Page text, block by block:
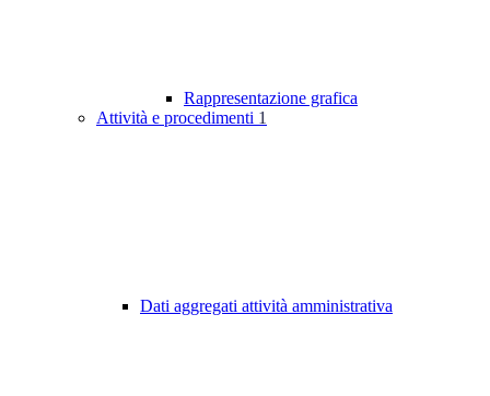
Rappresentazione grafica
Attività e procedimenti 1
Dati aggregati attività amministrativa